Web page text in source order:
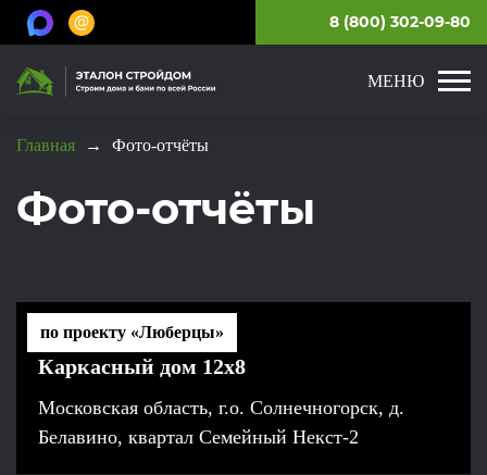
8 (800) 302-09-80
МЕНЮ
Главная → Фото-отчёты
Фото-отчёты
Каркасный дом 12x8
Московская область, г.о. Солнечногорск, д.
Белавино, квартал Семейный Некст-2
по проекту «Люберцы»